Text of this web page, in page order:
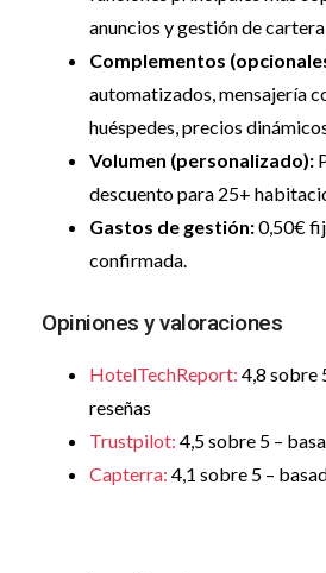
anuncios y gestión de cartera
Complementos
automatizados, mensajería
huéspedes, precios
Volumen (personalizado):
descuento para 25+
Gastos de gestión:0,50€
confirmada.
Opiniones y valoraciones
HotelTechReport: 4,8 sobre
reseñas
Trustpilot: 4,5 sobre 5 –
Capterra: 4,1 sobre 5 –